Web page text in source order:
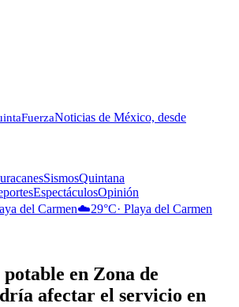
FuerzaNoticias de México, desde
SismosQuintana
EspectáculosOpinión
del Carmen☁️29°C· Playa del Carmen
en Zona de
afectar el servicio en